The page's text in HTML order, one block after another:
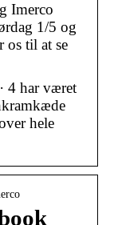
Imerco
1/5 og
til at se
4 har været
hele